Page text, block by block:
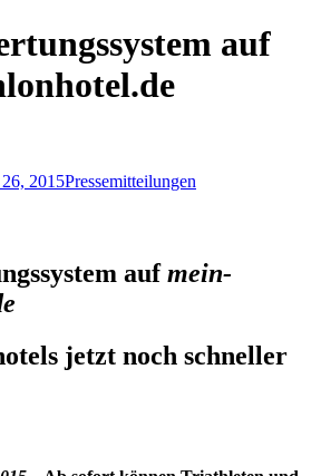
auf
26, 2015Pressemitteilungen
aufmein-
jetzt noch schneller